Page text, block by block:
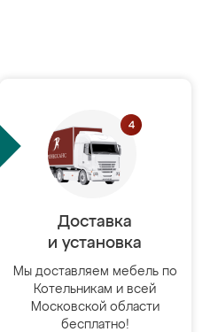
Доставка
и установка
Мы доставляем мебель по
Котельникам и всей
Московской области
бесплатно!